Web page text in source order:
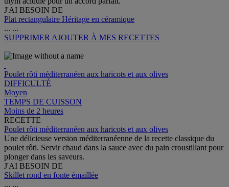
J'AI BESOIN DE
Plat rectangulaire Héritage en céramique
... ...
SUPPRIMER AJOUTER À MES RECETTES
Poulet rôti méditerranéen aux haricots et aux olives
DIFFICULTÉ
Moyen
TEMPS DE CUISSON
Moins de 2 heures
RECETTE
Poulet rôti méditerranéen aux haricots et aux olives
Une délicieuse version méditerranéenne de la recette classique du
poulet rôti. Servir chaud dans la sauce avec du pain croustillant pour
plonger dans les saveurs.
J'AI BESOIN DE
Skillet rond en fonte émaillée
... ...